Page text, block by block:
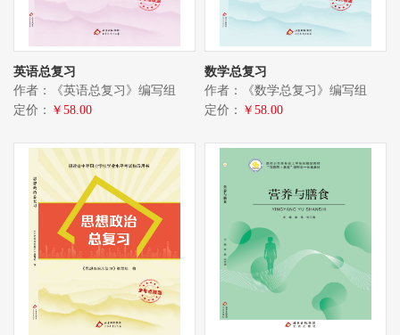
英语总复习
作者：《英语总复习》编写组
定价： ￥58.00
数学总复习
作者：《数学总复习》编写组
定价： ￥58.00